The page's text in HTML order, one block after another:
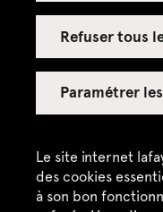
Le site internet
des cookies
à son bon
Refuser tous
Paramétrer
Espace
Espace
Crédits
Mentions légales
Politique de